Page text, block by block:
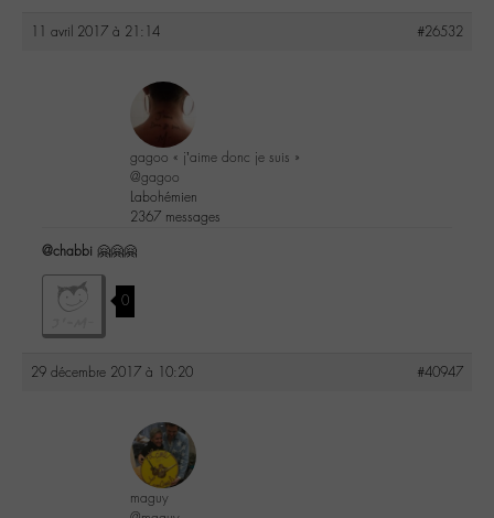
11 avril 2017 à 21:14 #26532
gagoo « j’aime donc je suis »
@gagoo
Labohémien
2367 messages
@chabbi 🤗🤗🤗
0
29 décembre 2017 à 10:20 #40947
maguy